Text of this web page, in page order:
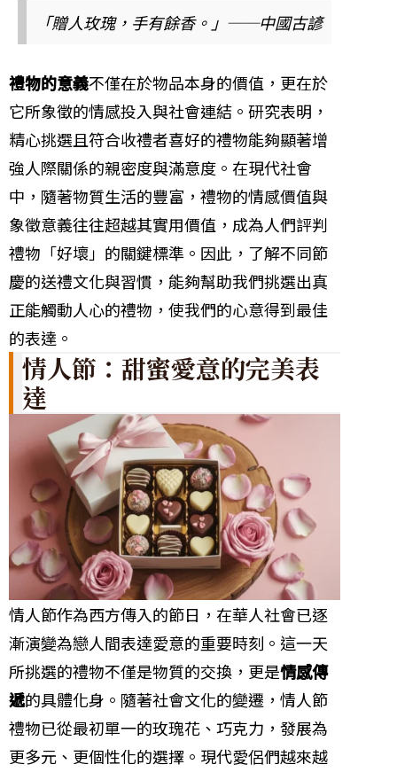
「贈人玫瑰，手有餘香。」──中國古諺
禮物的意義不僅在於物品本身的價值，更在於
它所象徵的情感投入與社會連結。研究表明，
精心挑選且符合收禮者喜好的禮物能夠顯著增
強人際關係的親密度與滿意度。在現代社會
中，隨著物質生活的豐富，禮物的情感價值與
象徵意義往往超越其實用價值，成為人們評判
禮物「好壞」的關鍵標準。因此，了解不同節
慶的送禮文化與習慣，能夠幫助我們挑選出真
正能觸動人心的禮物，使我們的心意得到最佳
的表達。
情人節：甜蜜愛意的完美表
達
情人節作為西方傳入的節日，在華人社會已逐
漸演變為戀人間表達愛意的重要時刻。這一天
所挑選的禮物不僅是物質的交換，更是情感傳
遞的具體化身。隨著社會文化的變遷，情人節
禮物已從最初單一的玫瑰花、巧克力，發展為
更多元、更個性化的選擇。現代愛侶們越來越